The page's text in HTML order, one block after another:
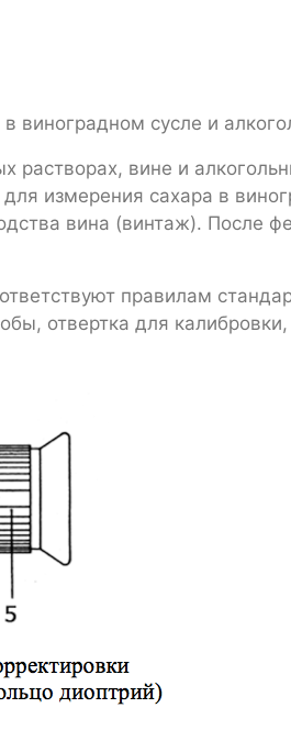
виноградном сусле и
вине и
измерения сахара в
вина (винтаж). После
правилам
отвертка для